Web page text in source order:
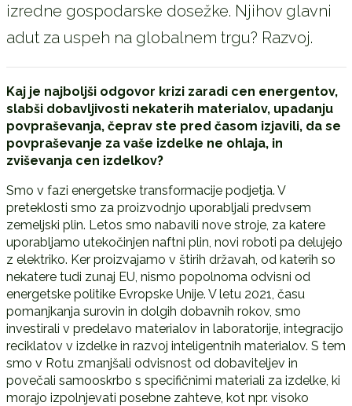
izredne gospodarske dosežke. Njihov glavni
adut za uspeh na globalnem trgu? Razvoj.
Kaj je najboljši odgovor krizi zaradi cen energentov,
slabši dobavljivosti nekaterih materialov, upadanju
povpraševanja, čeprav ste pred časom izjavili, da se
povpraševanje za vaše izdelke ne ohlaja, in
zviševanja cen izdelkov?
Smo v fazi energetske transformacije podjetja. V
preteklosti smo za proizvodnjo uporabljali predvsem
zemeljski plin. Letos smo nabavili nove stroje, za katere
uporabljamo utekočinjen naftni plin, novi roboti pa delujejo
z elektriko. Ker proizvajamo v štirih državah, od katerih so
nekatere tudi zunaj EU, nismo popolnoma odvisni od
energetske politike Evropske Unije. V letu 2021, času
pomanjkanja surovin in dolgih dobavnih rokov, smo
investirali v predelavo materialov in laboratorije, integracijo
reciklatov v izdelke in razvoj inteligentnih materialov. S tem
smo v Rotu zmanjšali odvisnost od dobaviteljev in
povečali samooskrbo s specifičnimi materiali za izdelke, ki
morajo izpolnjevati posebne zahteve, kot npr. visoko